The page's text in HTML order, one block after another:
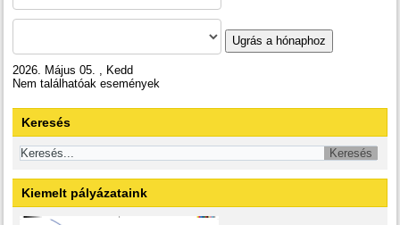
Ugrás a hónaphoz
2026. Május 05. , Kedd
Nem találhatóak események
Keresés
Kiemelt pályázataink